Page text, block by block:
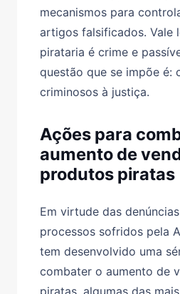
mecanismos para
artigos falsificados. Vale
pirataria é crime e
questão que se impõe é:
criminosos à justiça.
Ações para
aumento de
produtos piratas
Em virtude das
processos sofridos pela
tem desenvolvido uma
combater o aumento de
piratas, algumas das